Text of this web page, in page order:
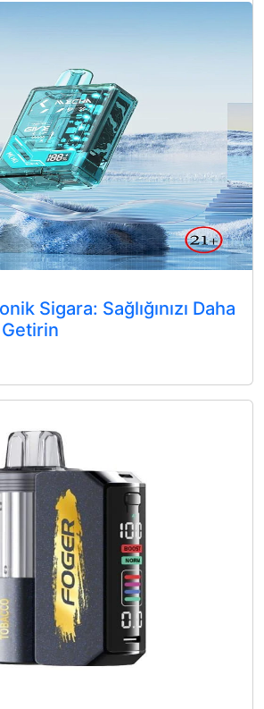
Sigara: Sağlığınızı Daha